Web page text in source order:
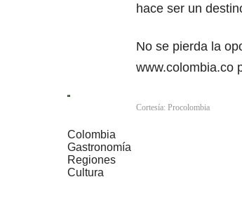
hace ser un
No se pierda la
www.colombia.co
Cortesía: Procolombia
Colombia
Gastronomía
Regiones
Cultura